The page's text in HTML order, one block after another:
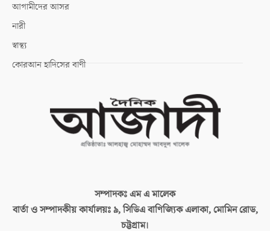
আগামীদের আসর
নারী
স্বাস্থ্য
কোরআন হাদিসের বাণী
সম্পাদকঃএম এ মালেক
বার্তা ও সম্পাদকীয় কার্যালয়ঃ৯, সিডিএ বাণিজ্যিক এলাকা, মোমিন রোড,
চট্টগ্রাম।